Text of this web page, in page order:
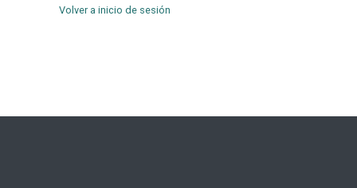
Volver a inicio de sesión